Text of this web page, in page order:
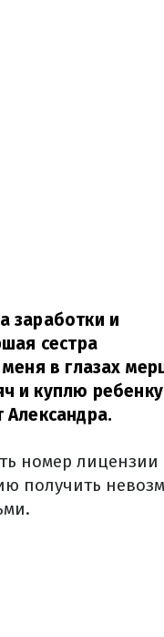
заработки и
сестра
в глазах
и куплю ребенку
Александра.
номер лицензии
получить